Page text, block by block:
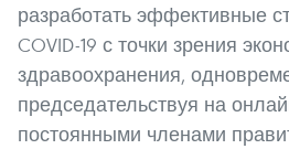
разработать эффективные
COVID-19 с точки зрения
здравоохранения,
председательствуя на
постоянными членами